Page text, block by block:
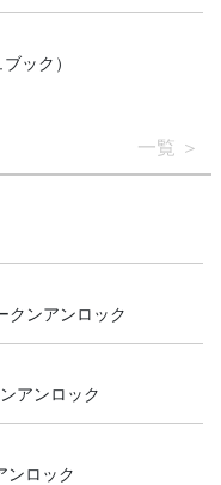
ック）
一覧
クンアンロック
アンロック
ンロック